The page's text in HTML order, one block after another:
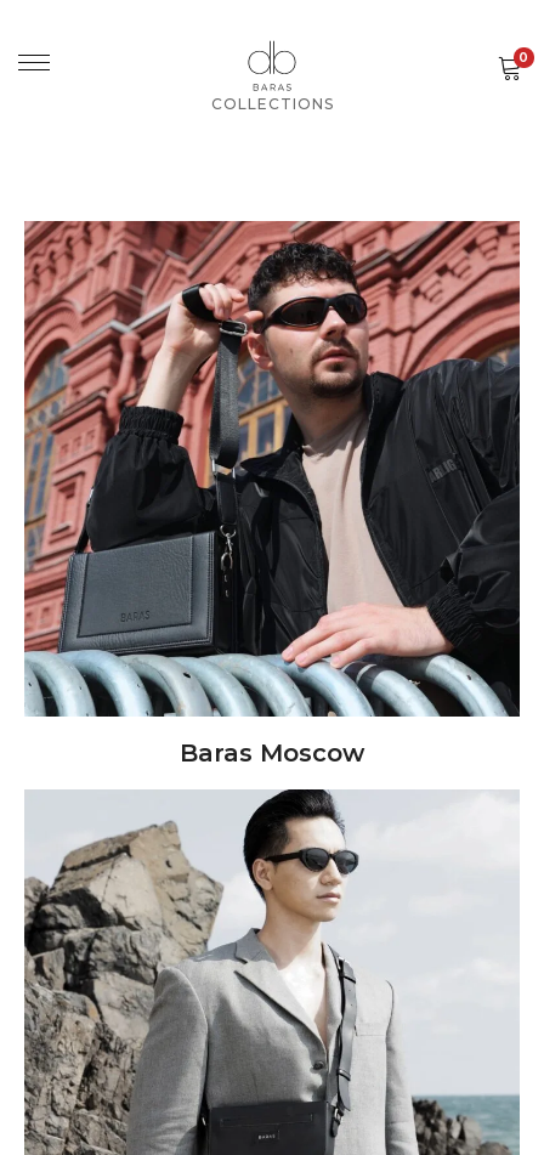
0
COLLECTIONS
Baras Moscow